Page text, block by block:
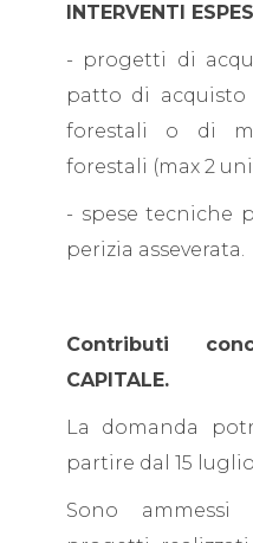
INTERVENTI
- progetti di
patto di
forestali o di
forestali (max 2
- spese tecniche
perizia asseverata.
Contributi
CAPITALE.
La domanda
partire dal 15
Sono